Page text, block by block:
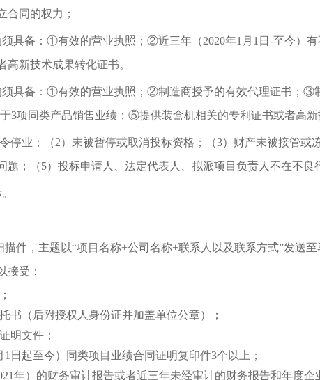
合同的权力；
须具备：①有效的营业执照；②近三年（2020年1 月 1 日 -至今）
新技术成果转化证书。
具备：①有效的营业执照；②制造商授予的有效代理证书；③
3项同类产品销售业绩；⑤提供装盒机相关的专利证书或者高新
停业；（2）未被暂停或取消投标资格；（3）财产未被接管或
题；（5）投标申请人、法定代表人、拟派项目负责人不在不良
件，主题以“项目名称+公司名称+联系人以及联系方式”发送
接受：
书（后附授权人身份证并加盖单位公章）；
明文件；
1 日起至今）同类项目业绩合同证明复印件3个以上；
年）的财务审计报告或者近三年未经审计的财务报告和年度企